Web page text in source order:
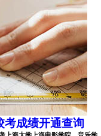
考成绩开通查询